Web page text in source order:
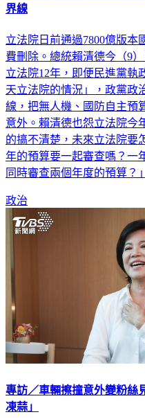
界線
立法院日前通過7800億版本
費刪除。總統賴清德今（9
立法院12年，即便民進黨執
天立法院的情況」，政黨政
線，把無人機、國防自主預
意外。賴清德也怨立法院今
的搞不清楚，未來立法院要
年的預算要一起審查嗎？一
同時審查兩個年度的預算？」
政治
專訪／車輛擦撞意外變粉
凍蒜」